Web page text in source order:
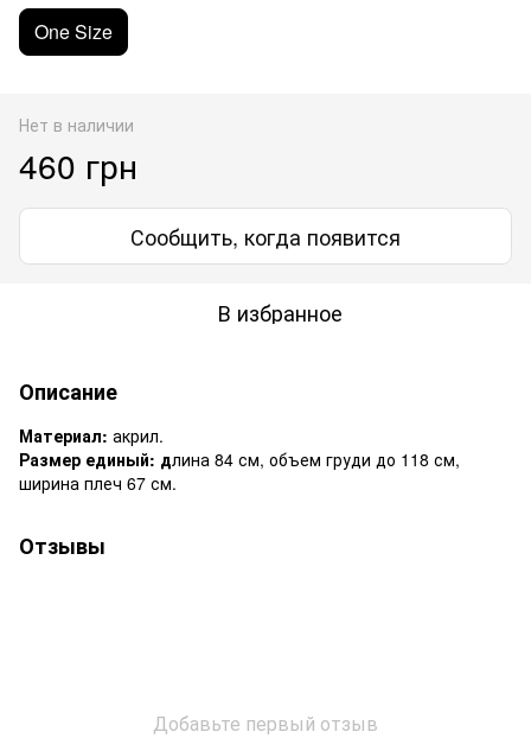
One Size
Нет в наличии
460 грн
Сообщить, когда появится
В избранное
Описание
Материал: акрил.
Размер единый: длина 84 см, объем груди до 118 см,
ширина плеч 67 см.
Отзывы
Добавьте первый отзыв